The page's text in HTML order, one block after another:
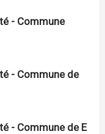
- Commune
- Commune de
- Commune de E